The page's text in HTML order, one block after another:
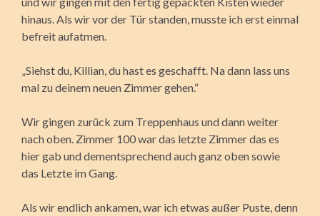
hinaus. Als wir vor der Tür standen, musste ich erst einmal
befreit aufatmen.
„Siehst du, Killian, du hast es geschafft. Na dann lass uns
mal zu deinem neuen Zimmer gehen.“
Wir gingen zurück zum Treppenhaus und dann weiter
nach oben. Zimmer 100 war das letzte Zimmer das es
hier gab und dementsprechend auch ganz oben sowie
das Letzte im Gang.
Als wir endlich ankamen, war ich etwas außer Puste, denn